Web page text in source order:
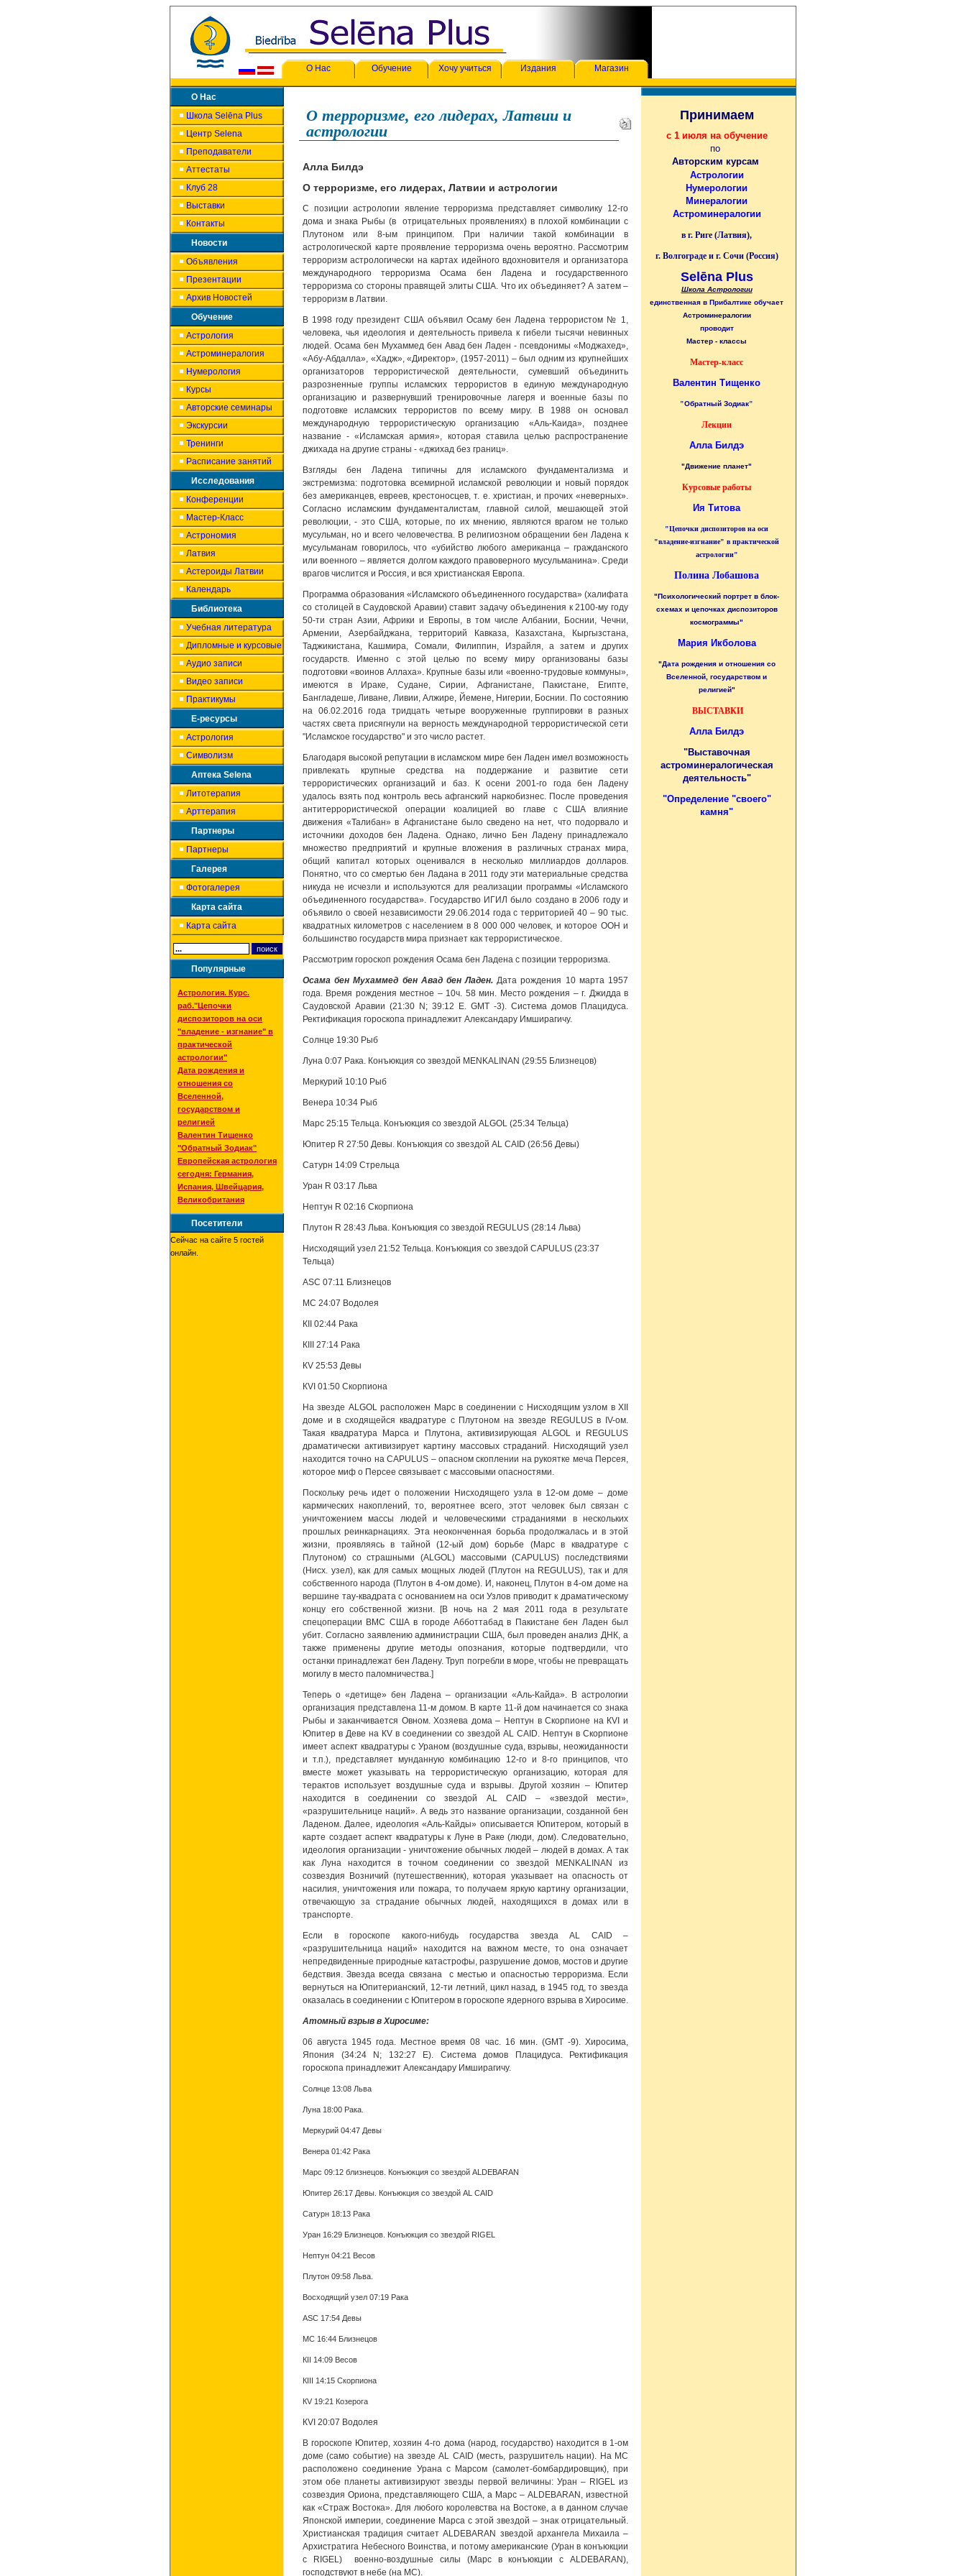
О Нас Обучение Хочу учиться Издания Магазин
О Нас
Школа Selēna Plus
Центр Selena
Преподаватели
Аттестаты
Клуб 28
Выставки
Контакты
Новости
Объявления
Презентации
Архив Новостей
Обучение
Астрология
Астроминералогия
Нумерология
Курсы
Авторские семинары
Экскурсии
Тренинги
Расписание занятий
Исследования
Конференции
Мастер-Класс
Астрономия
Латвия
Астероиды Латвии
Календарь
Библиотека
Учебная литература
Дипломные и курсовые
Аудио записи
Видео записи
Практикумы
Е-ресурсы
Астрология
Символизм
Аптека Selena
Литотерапия
Арттерапия
Партнеры
Партнеры
Галерея
Фотогалерея
Карта сайта
Карта сайта
Популярные
Астрология. Курс.
раб."Цепочки
диспозиторов на оси
"владение - изгнание" в
практической
астрологии"
Дата рождения и
отношения со
Вселенной,
государством и
религией
Валентин Тищенко
"Обратный Зодиак"
Европейская астрология
сегодня: Германия,
Испания, Швейцария,
Великобритания
Посетители
Сейчас на сайте 5 гостей
онлайн.
О терроризме, его лидерах, Латвии и
астрологии
Алла Билдэ
О терроризме, его лидерах, Латвии и астрологии
С позиции астрологии явление терроризма представляет символику 12-го
дома и знака Рыбы (в отрицательных проявлениях) в плохой комбинации с
Плутоном или 8-ым принципом. При наличии такой комбинации в
астрологической карте проявление терроризма очень вероятно. Рассмотрим
терроризм астрологически на картах идейного вдохновителя и организатора
международного терроризма Осама бен Ладена и государственного
терроризма со стороны правящей элиты США. Что их объединяет? А затем –
терроризм в Латвии.
В 1998 году президент США объявил Осаму бен Ладена террористом № 1,
человека, чья идеология и деятельность привела к гибели тысячи невинных
людей. Осама бен Мухаммед бен Авад бен Ладен - псевдонимы «Моджахед»,
«Абу-Абдалла», «Хадж», «Директор», (1957-2011) – был одним из крупнейших
организаторов террористической деятельности, сумевший объединить
разрозненные группы исламских террористов в единую международную
организацию и развернувший тренировочные лагеря и военные базы по
подготовке исламских террористов по всему миру. В 1988 он основал
международную террористическую организацию «Аль-Каида», позднее
название - «Исламская армия», которая ставила целью распространение
джихада на другие страны - «джихад без границ».
Взгляды бен Ладена типичны для исламского фундаментализма и
экстремизма: подготовка всемирной исламской революции и новый порядок
без американцев, евреев, крестоносцев, т. е. христиан, и прочих «неверных».
Согласно исламским фундаменталистам, главной силой, мешающей этой
революции, - это США, которые, по их мнению, являются врагом не только
мусульман, но и всего человечества. В религиозном обращении бен Ладена к
мусульманам говорилось, что «убийство любого американца – гражданского
или военного – является долгом каждого правоверного мусульманина». Среди
врагов числится и Россия, и вся христианская Европа.
Программа образования «Исламского объединенного государства» (халифата
со столицей в Саудовской Аравии) ставит задачу объединения к 2100-му году
50-ти стран Азии, Африки и Европы, в том числе Албании, Боснии, Чечни,
Армении, Азербайджана, территорий Кавказа, Казахстана, Кыргызстана,
Таджикистана, Кашмира, Сомали, Филиппин, Израйля, а затем и других
государств. Именно с этой целью по всему миру организованы базы
подготовки «воинов Аллаха». Крупные базы или «военно-трудовые коммуны»,
имеются в Ираке, Судане, Сирии, Афганистане, Пакистане, Египте,
Бангладеше, Ливане, Ливии, Алжире, Йемене, Нигерии, Боснии. По состоянию
на 06.02.2016 года тридцать четыре вооруженные группировки в разных
частях света присягнули на верность международной террористической сети
"Исламское государство" и это число растет.
Благодаря высокой репутации в исламском мире бен Ладен имел возможность
привлекать крупные средства на поддержание и развитие сети
террористических организаций и баз. К осени 2001-го года бен Ладену
удалось взять под контроль весь афганский наркобизнес. После проведения
антитеррористической операции коалицией во главе с США влияние
движения «Талибан» в Афганистане было сведено на нет, что подорвало и
источники доходов бен Ладена. Однако, лично Бен Ладену принадлежало
множество предприятий и крупные вложения в различных странах мира,
общий капитал которых оценивался в несколько миллиардов долларов.
Понятно, что со смертью бен Ладана в 2011 году эти материальные средства
никуда не исчезли и используются для реализации программы «Исламского
объединенного государства». Государство ИГИЛ было создано в 2006 году и
объявило о своей независимости 29.06.2014 года с территорией 40 – 90 тыс.
квадратных километров с населением в 8 000 000 человек, и которое ООН и
большинство государств мира признает как террористическое.
Рассмотрим гороскоп рождения Осама бен Ладена с позиции терроризма.
Осама бен Мухаммед бен Авад бен Ладен. Дата рождения 10 марта 1957
года. Время рождения местное – 10ч. 58 мин. Место рождения – г. Джидда в
Саудовской Аравии (21:30 N; 39:12 E. GMT -3). Система домов Плацидуса.
Ректификация гороскопа принадлежит Александару Имширагичу.
Солнце 19:30 Рыб
Луна 0:07 Рака. Конъюкция со звездой MENKALINAN (29:55 Близнецов)
Меркурий 10:10 Рыб
Венера 10:34 Рыб
Марс 25:15 Тельца. Конъюкция со звездой ALGOL (25:34 Тельца)
Юпитер R 27:50 Девы. Конъюкция со звездой AL CAID (26:56 Девы)
Сатурн 14:09 Стрельца
Уран R 03:17 Льва
Нептун R 02:16 Скорпиона
Плутон R 28:43 Льва. Конъюкция со звездой REGULUS (28:14 Льва)
Нисходящий узел 21:52 Тельца. Конъюкция со звездой CAPULUS (23:37
Тельца)
АSC 07:11 Близнецов
MC 24:07 Водолея
КII 02:44 Рака
КIII 27:14 Рака
КV 25:53 Девы
КVI 01:50 Скорпиона
На звезде ALGOL расположен Марс в соединении с Нисходящим узлом в ХII
доме и в сходящейся квадратуре с Плутоном на звезде REGULUS в IV-ом.
Такая квадратура Марса и Плутона, активизирующая ALGOL и REGULUS
драматически активизирует картину массовых страданий. Нисходящий узел
находится точно на CAPULUS – опасном скоплении на рукоятке меча Персея,
которое миф о Персее связывает с массовыми опасностями.
Поскольку речь идет о положении Нисходящего узла в 12-ом доме – доме
кармических накоплений, то, вероятнее всего, этот человек был связан с
уничтожением массы людей и человеческими страданиями в нескольких
прошлых реинкарнациях. Эта неоконченная борьба продолжалась и в этой
жизни, проявляясь в тайной (12-ый дом) борьбе (Марс в квадратуре с
Плутоном) со страшными (ALGOL) массовыми (CAPULUS) последствиями
(Нисх. узел), как для самых мощных людей (Плутон на REGULUS), так и для
собственного народа (Плутон в 4-ом доме). И, наконец, Плутон в 4-ом доме на
вершине тау-квадрата с основанием на оси Узлов приводит к драматическому
концу его собственной жизни. [В ночь на 2 мая 2011 года в результате
спецоперации ВМС США в городе Абботтабад в Пакистане бен Ладен был
убит. Согласно заявлению администрации США, был проведен анализ ДНК, а
также применены другие методы опознания, которые подтвердили, что
останки принадлежат бен Ладену. Труп погребли в море, чтобы не превращать
могилу в место паломничества.]
Теперь о «детище» бен Ладена – организации «Аль-Кайда». В астрологии
организация представлена 11-м домом. В карте 11-й дом начинается со знака
Рыбы и заканчивается Овном. Хозяева дома – Нептун в Скорпионе на КVI и
Юпитер в Деве на КV в соединении со звездой AL CAID. Нептун в Скорпионе
имеет аспект квадратуры с Ураном (воздушные суда, взрывы, неожиданности
и т.п.), представляет мунданную комбинацию 12-го и 8-го принципов, что
вместе может указывать на террористическую организацию, которая для
терактов использует воздушные суда и взрывы. Другой хозяин – Юпитер
находится в соединении со звездой AL CAID – «звездой мести»,
«разрушительнице наций». А ведь это название организации, созданной бен
Ладеном. Далее, идеология «Аль-Кайды» описывается Юпитером, который в
карте создает аспект квадратуры к Луне в Раке (люди, дом). Следовательно,
идеология организации - уничтожение обычных людей – людей в домах. А так
как Луна находится в точном соединении со звездой MENKALINAN из
созвездия Возничий (путешественник), которая указывает на опасность от
насилия, уничтожения или пожара, то получаем яркую картину организации,
отвечающую за страдание обычных людей, находящихся в домах или в
транспорте.
Если в гороскопе какого-нибудь государства звезда AL CAID –
«разрушительница наций» находится на важном месте, то она означает
непредвиденные природные катастрофы, разрушение домов, мостов и другие
бедствия. Звезда всегда связана с местью и опасностью терроризма. Если
вернуться на Юпитерианский, 12-ти летний, цикл назад, в 1945 год, то звезда
оказалась в соединении с Юпитером в гороскопе ядерного взрыва в Хиросиме.
Атомный взрыв в Хиросиме:
06 августа 1945 года. Местное время 08 час. 16 мин. (GMT -9). Хиросима,
Япония (34:24 N; 132:27 E). Система домов Плацидуса. Ректификация
гороскопа принадлежит Александару Имширагичу.
Солнце 13:08 Льва
Луна 18:00 Рака.
Меркурий 04:47 Девы
Венера 01:42 Рака
Марс 09:12 близнецов. Конъюкция со звездой ALDEBARAN
Юпитер 26:17 Девы. Конъюкция со звездой AL CAID
Сатурн 18:13 Рака
Уран 16:29 Близнецов. Конъюкция со звездой RIGEL
Нептун 04:21 Весов
Плутон 09:58 Льва.
Восходящий узел 07:19 Рака
АSC 17:54 Девы
MC 16:44 Близнецов
КII 14:09 Весов
КIII 14:15 Скорпиона
КV 19:21 Козерога
КVI 20:07 Водолея
В гороскопе Юпитер, хозяин 4-го дома (народ, государство) находится в 1-ом
доме (само событие) на звезде AL CAID (месть, разрушитель нации). На МС
расположено соединение Урана с Марсом (самолет-бомбардировщик), при
этом обе планеты активизируют звезды первой величины: Уран – RIGEL из
созвездия Ориона, представляющего США, а Марс – ALDEBARAN, известной
как «Страж Востока». Для любого королевства на Востоке, а в данном случае
Японской империи, соединение Марса с этой звездой – знак отрицательный.
Христианская традиция считает ALDEBARAN звездой архангела Михаила –
Архистратига Небесного Воинства, и потому американские (Уран в конъюкции
с RIGEL) военно-воздушные силы (Марс в конъюкции с ALDEBARAN),
господствуют в небе (на МС).
Принимаем
с 1 июля на обучение
по
Авторским курсам
Астрологии
Нумерологии
Минералогии
Астроминералогии
в г. Риге (Латвия),
г. Волгограде и г. Сочи (Россия)
Selēna Plus
Школа Астрологии
единственная в Прибалтике обучает
Астроминералогии
проводит
Мастер - классы
Мастер-класс
Валентин Тищенко
"Обратный Зодиак"
Лекции
Алла Билдэ
"Движение планет"
Курсовые работы
Ия Титова
"Цепочки диспозиторов на оси
"владение-изгнание" в практической
астрологии"
Полина Лобашова
"Психологический портрет в блок-
схемах и цепочках диспозиторов
космограммы"
Мария Икболова
"Дата рождения и отношения со
Вселенной, государством и
религией"
ВЫСТАВКИ
Алла Билдэ
"Выставочная
астроминералогическая
деятельность"
"Определение "своего"
камня"